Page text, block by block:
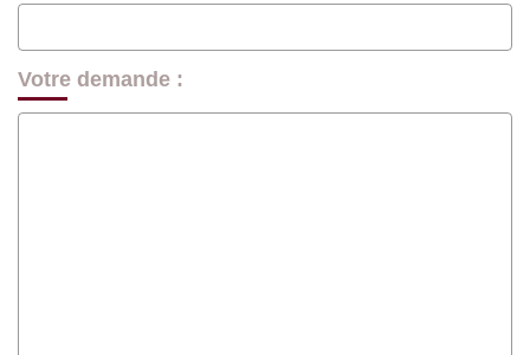
Votre demande :